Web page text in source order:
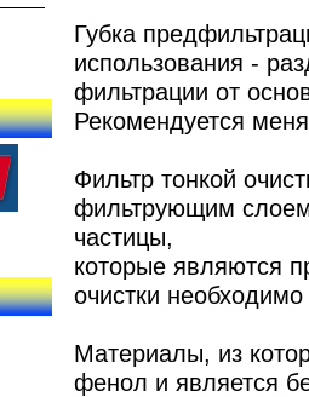
Губка
использования -
фильтрации от
Рекомендуется
Фильтр тонкой
фильтрующим
частицы,
которые являются
очистки
Материалы, из
фенол и является